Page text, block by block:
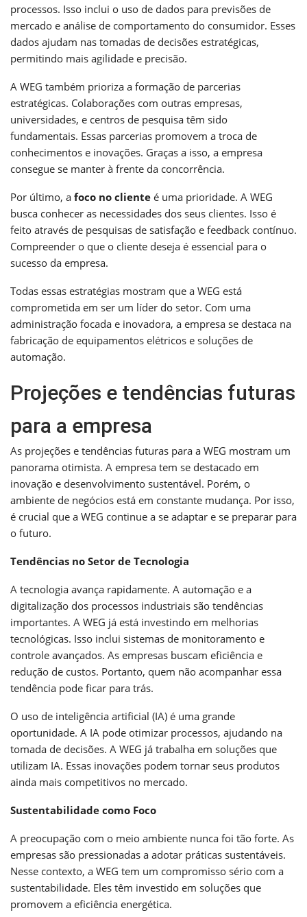
processos. Isso inclui o uso de dados para previsões de
mercado e análise de comportamento do consumidor. Esses
dados ajudam nas tomadas de decisões estratégicas,
permitindo mais agilidade e precisão.
A WEG também prioriza a formação de parcerias
estratégicas. Colaborações com outras empresas,
universidades, e centros de pesquisa têm sido
fundamentais. Essas parcerias promovem a troca de
conhecimentos e inovações. Graças a isso, a empresa
consegue se manter à frente da concorrência.
Por último, a foco no cliente é uma prioridade. A WEG
busca conhecer as necessidades dos seus clientes. Isso é
feito através de pesquisas de satisfação e feedback contínuo.
Compreender o que o cliente deseja é essencial para o
sucesso da empresa.
Todas essas estratégias mostram que a WEG está
comprometida em ser um líder do setor. Com uma
administração focada e inovadora, a empresa se destaca na
fabricação de equipamentos elétricos e soluções de
automação.
Projeções e tendências futuras
para a empresa
As projeções e tendências futuras para a WEG mostram um
panorama otimista. A empresa tem se destacado em
inovação e desenvolvimento sustentável. Porém, o
ambiente de negócios está em constante mudança. Por isso,
é crucial que a WEG continue a se adaptar e se preparar para
o futuro.
Tendências no Setor de Tecnologia
A tecnologia avança rapidamente. A automação e a
digitalização dos processos industriais são tendências
importantes. A WEG já está investindo em melhorias
tecnológicas. Isso inclui sistemas de monitoramento e
controle avançados. As empresas buscam eficiência e
redução de custos. Portanto, quem não acompanhar essa
tendência pode ficar para trás.
O uso de inteligência artificial (IA) é uma grande
oportunidade. A IA pode otimizar processos, ajudando na
tomada de decisões. A WEG já trabalha em soluções que
utilizam IA. Essas inovações podem tornar seus produtos
ainda mais competitivos no mercado.
Sustentabilidade como Foco
A preocupação com o meio ambiente nunca foi tão forte. As
empresas são pressionadas a adotar práticas sustentáveis.
Nesse contexto, a WEG tem um compromisso sério com a
sustentabilidade. Eles têm investido em soluções que
promovem a eficiência energética.